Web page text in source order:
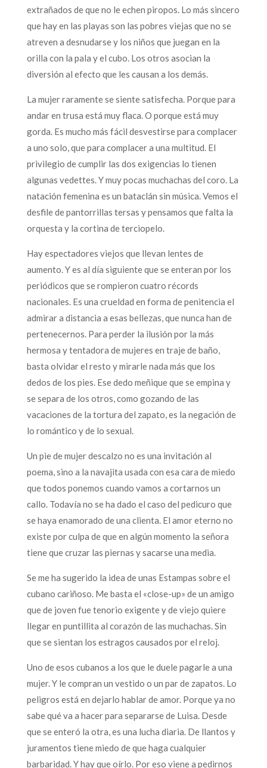
extrañados de que no le echen piropos. Lo más sincero
que hay en las playas son las pobres viejas que no se
atreven a desnudarse y los niños que juegan en la
orilla con la pala y el cubo. Los otros asocian la
diversión al efecto que les causan a los demás.
La mujer raramente se siente satisfecha. Porque para
andar en trusa está muy flaca. O porque está muy
gorda. Es mucho más fácil desvestirse para complacer
a uno solo, que para complacer a una multitud. El
privilegio de cumplir las dos exigencias lo tienen
algunas vedettes. Y muy pocas muchachas del coro. La
natación femenina es un bataclán sin música. Vemos el
desfile de pantorrillas tersas y pensamos que falta la
orquesta y la cortina de terciopelo.
Hay espectadores viejos que llevan lentes de
aumento. Y es al día siguiente que se enteran por los
periódicos que se rompieron cuatro récords
nacionales. Es una crueldad en forma de penitencia el
admirar a distancia a esas bellezas, que nunca han de
pertenecernos. Para perder la ilusión por la más
hermosa y tentadora de mujeres en traje de baño,
basta olvidar el resto y mirarle nada más que los
dedos de los pies. Ese dedo meñique que se empina y
se separa de los otros, como gozando de las
vacaciones de la tortura del zapato, es la negación de
lo romántico y de lo sexual.
Un pie de mujer descalzo no es una invitación al
poema, sino a la navajita usada con esa cara de miedo
que todos ponemos cuando vamos a cortarnos un
callo. Todavía no se ha dado el caso del pedicuro que
se haya enamorado de una clienta. El amor eterno no
existe por culpa de que en algún momento la señora
tiene que cruzar las piernas y sacarse una media.
Se me ha sugerido la idea de unas Estampas sobre el
cubano cariñoso. Me basta el «close-up» de un amigo
que de joven fue tenorio exigente y de viejo quiere
llegar en puntillita al corazón de las muchachas. Sin
que se sientan los estragos causados por el reloj.
Uno de esos cubanos a los que le duele pagarle a una
mujer. Y le compran un vestido o un par de zapatos. Lo
peligros está en dejarlo hablar de amor. Porque ya no
sabe qué va a hacer para separarse de Luisa. Desde
que se enteró la otra, es una lucha diaria. De llantos y
juramentos tiene miedo de que haga cualquier
barbaridad. Y hay que oírlo. Por eso viene a pedirnos